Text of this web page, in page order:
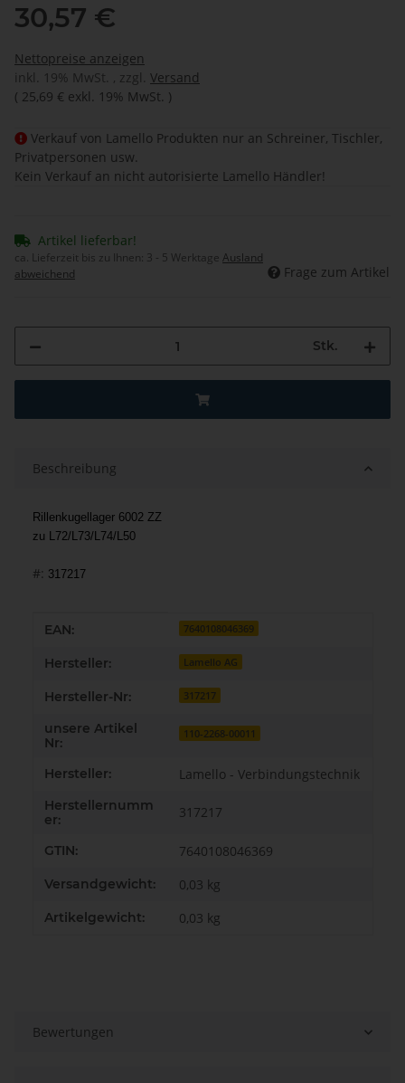
30,57 €
Nettopreise anzeigen
inkl. 19% MwSt. , zzgl. Versand
( 25,69 € exkl. 19% MwSt. )
Verkauf von Lamello Produkten nur an Schreiner, Tischler,
Privatpersonen usw.
Kein Verkauf an nicht autorisierte Lamello Händler!
Artikel lieferbar!
ca. Lieferzeit bis zu Ihnen: 3 - 5 Werktage Ausland
abweichend
Frage zum Artikel
Stk.
Beschreibung
Rillenkugellager 6002 ZZ
zu L72/L73/L74/L50
#: 317217
Produkteigenschaft
Wert
EAN: 7640108046369
Hersteller: Lamello AG
Hersteller-Nr: 317217
unsere Artikel
Nr:
110-2268-00011
Hersteller: Lamello - Verbindungstechnik
Herstellernumm
er:
317217
GTIN: 7640108046369
Versandgewicht: 0,03 kg
Artikelgewicht: 0,03 kg
Bewertungen